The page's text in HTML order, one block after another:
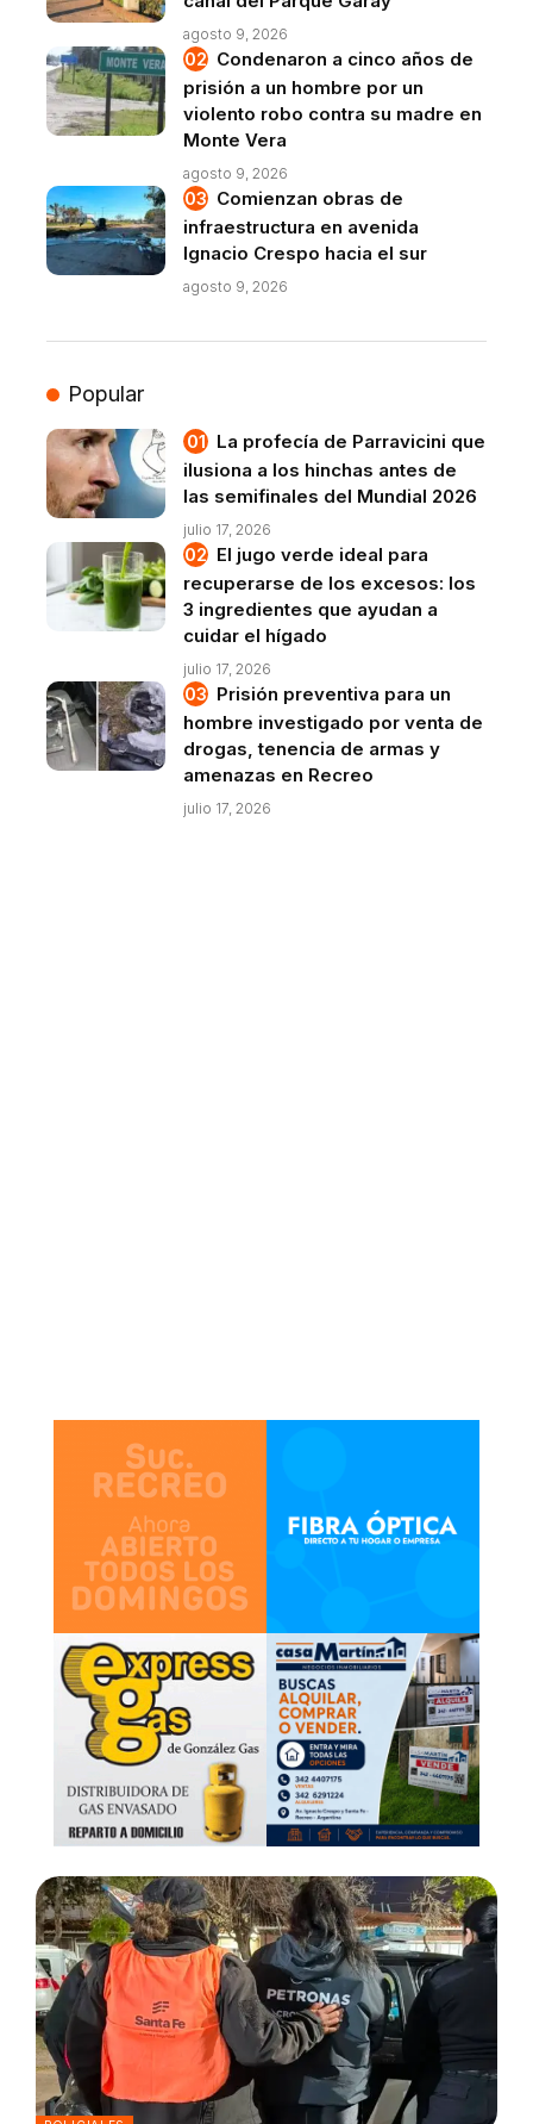
agosto 9, 2026
Condenaron a cinco años de
prisión a un hombre por un
violento robo contra su madre en
Monte Vera
agosto 9, 2026
Comienzan obras de
infraestructura en avenida
Ignacio Crespo hacia el sur
agosto 9, 2026
Popular
La profecía de Parravicini que
ilusiona a los hinchas antes de
las semifinales del Mundial 2026
julio 17, 2026
El jugo verde ideal para
recuperarse de los excesos: los
3 ingredientes que ayudan a
cuidar el hígado
julio 17, 2026
Prisión preventiva para un
hombre investigado por venta de
drogas, tenencia de armas y
amenazas en Recreo
julio 17, 2026